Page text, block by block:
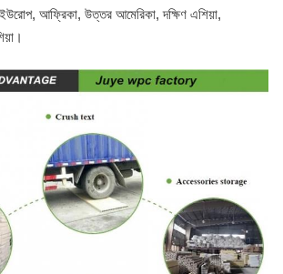
ইউরোপ, আফ্রিকা, উত্তর আমেরিকা, দক্ষিণ এশিয়া,